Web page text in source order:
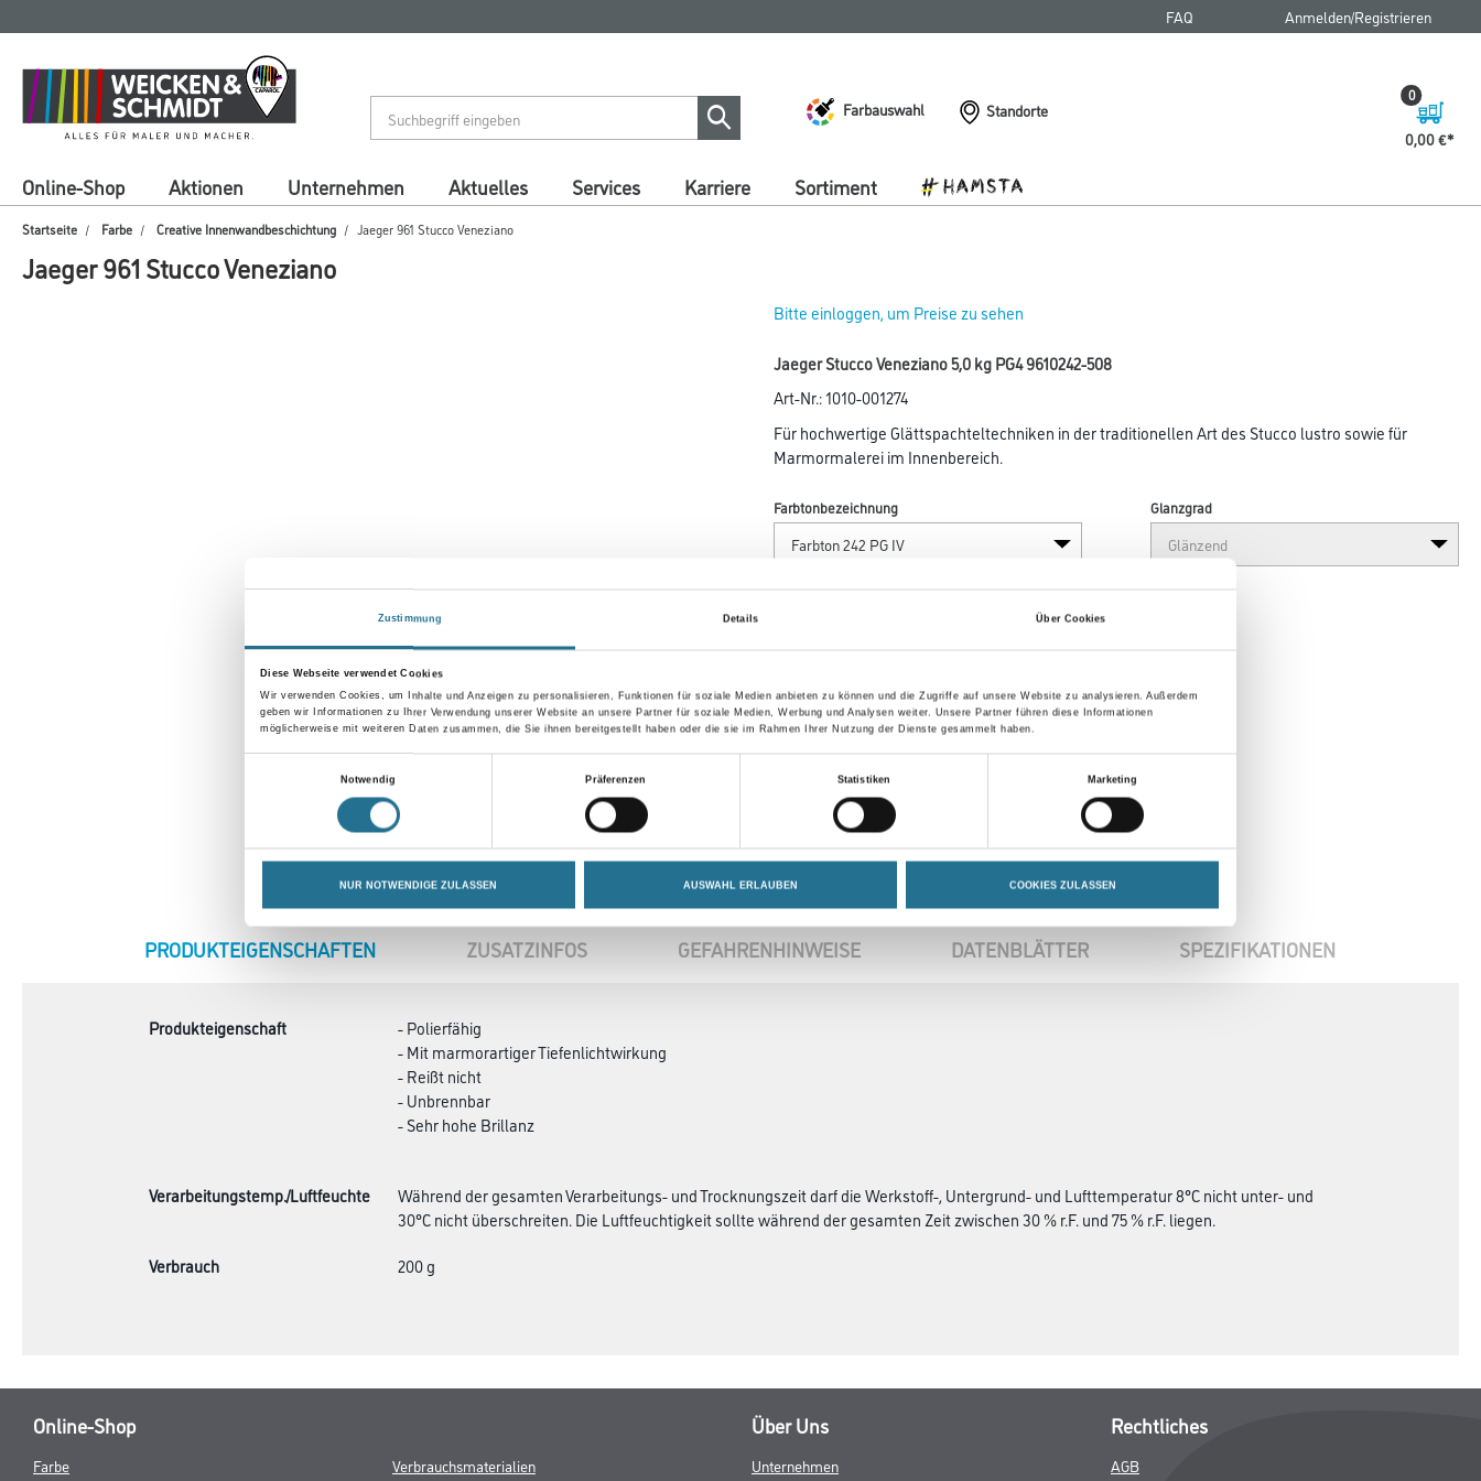
Zustimmung Details Über Cookies
Diese Webseite verwendet Cookies
Wir verwenden Cookies, um Inhalte und Anzeigen zu personalisieren, Funktionen für soziale Medien anbieten zu können und die Zugriffe auf unsere Website zu analysieren. Außerdem
geben wir Informationen zu Ihrer Verwendung unserer Website an unsere Partner für soziale Medien, Werbung und Analysen weiter. Unsere Partner führen diese Informationen
möglicherweise mit weiteren Daten zusammen, die Sie ihnen bereitgestellt haben oder die sie im Rahmen Ihrer Nutzung der Dienste gesammelt haben.
Notwendig
Präferenzen Statistiken Marketing
NUR NOTWENDIGE ZULASSEN AUSWAHL ERLAUBEN COOKIES ZULASSEN
springen
springen
FAQ Anmelden/Registrieren
Farbauswahl
Standorte
0,00 €
0
Online-Shop Aktionen Unternehmen Aktuelles Services Karriere Sortiment
Startseite Farbe Creative Innenwandbeschichtung Jaeger 961 Stucco Veneziano
Jaeger 961 Stucco Veneziano
Bitte einloggen, um Preise zu sehen
Jaeger Stucco Veneziano 5,0 kg PG4 9610242-508
Art-Nr.:1010-001274
Für hochwertige Glättspachteltechniken in der traditionellen Art des Stucco lustro sowie für
Marmormalerei im Innenbereich.
Farbtonbezeichnung Glanzgrad
Umrechnungsfaktoren
CURRENT
PRODUKTEIGENSCHAFTEN ZUSATZINFOS GEFAHRENHINWEISE DATENBLÄTTER SPEZIFIKATIONEN
Produkteigenschaft
- Polierfähig
- Mit marmorartiger Tiefenlichtwirkung
- Reißt nicht
- Unbrennbar
- Sehr hohe Brillanz
Verarbeitungstemp./Luftfeuchte
Während der gesamten Verarbeitungs- und Trocknungszeit darf die Werkstoff-, Untergrund- und Lufttemperatur 8°C nicht unter- und
30°C nicht überschreiten. Die Luftfeuchtigkeit sollte während der gesamten Zeit zwischen 30 % r.F. und 75 % r.F. liegen.
Verbrauch
200 g
Online-Shop
Farbe Verbrauchsmaterialien
Über Uns
Unternehmen
Rechtliches
AGB